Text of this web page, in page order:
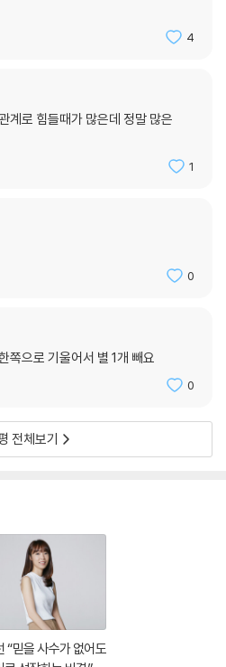
는가. 우리는 반드시 실패를 겪고, 누구
분히 되감기 버튼을 눌러 되짚어 봐야
, 다시 매끄럽게 삶을 재생시킬 수 있
을 바탕으로 조언하고, 오늘의 나는 미
모든 과정이 바로 ‘셀프 멘토링’이다.
것이다.
4
계로 힘들때가 많은데 정말 많은
1
0
쪽으로 기울어서 별 1개 빼요
0
전체보기
“믿을 사수가 없어도